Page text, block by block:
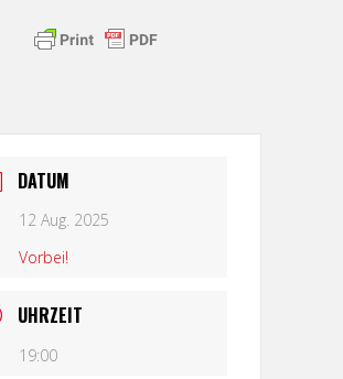
DATUM
12 Aug. 2025
Vorbei!
UHRZEIT
19:00